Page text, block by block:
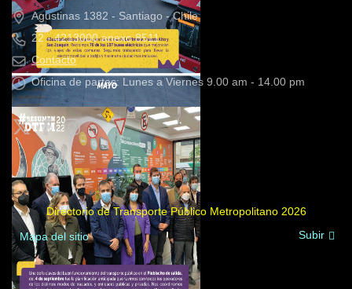
Agustinas 1382 - Santiago - Chile
22 - 4213000 anexo 8511
Contacto
Oficina de partes: Lunes a Viernes 9.00 am - 14.00 pm
Directorio de Transporte Público Metropolitano 2026
Mapa del sitio
Subir